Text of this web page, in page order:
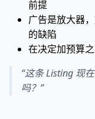
前提
广告是放大器
的缺陷
在决定加预算
“这条 Listing 现
吗？”